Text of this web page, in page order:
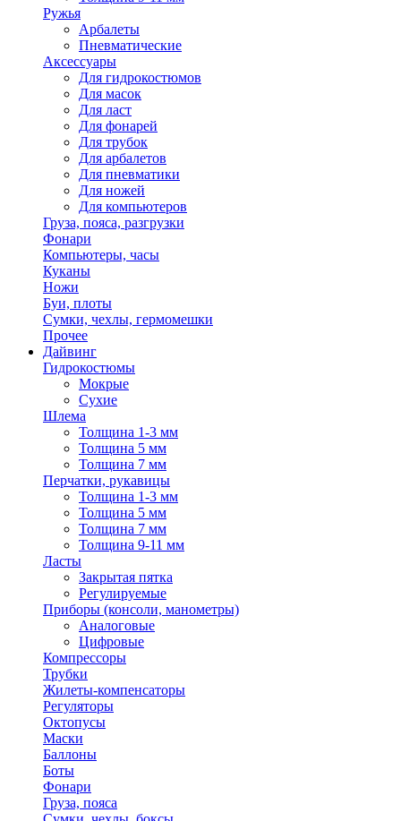
Ружья
Арбалеты
Пневматические
Аксессуары
Для гидрокостюмов
Для масок
Для ласт
Для фонарей
Для трубок
Для арбалетов
Для пневматики
Для ножей
Для компьютеров
Груза, пояса, разгрузки
Фонари
Компьютеры, часы
Куканы
Ножи
Буи, плоты
Сумки, чехлы, гермомешки
Прочее
Дайвинг
Гидрокостюмы
Мокрые
Сухие
Шлема
Толщина 1-3 мм
Толщина 5 мм
Толщина 7 мм
Перчатки, рукавицы
Толщина 1-3 мм
Толщина 5 мм
Толщина 7 мм
Толщина 9-11 мм
Ласты
Закрытая пятка
Регулируемые
Приборы (консоли, манометры)
Аналоговые
Цифровые
Компрессоры
Трубки
Жилеты-компенсаторы
Регуляторы
Октопусы
Маски
Баллоны
Боты
Фонари
Груза, пояса